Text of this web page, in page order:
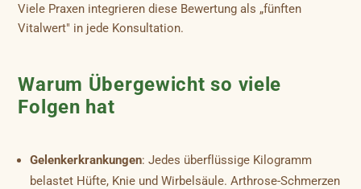
Viele Praxen integrieren diese Bewertung als „fünften
Vitalwert" in jede Konsultation.
Warum Übergewicht so viele
Folgen hat
Gelenkerkrankungen: Jedes überflüssige Kilogramm
belastet Hüfte, Knie und Wirbelsäule. Arthrose-Schmerzen